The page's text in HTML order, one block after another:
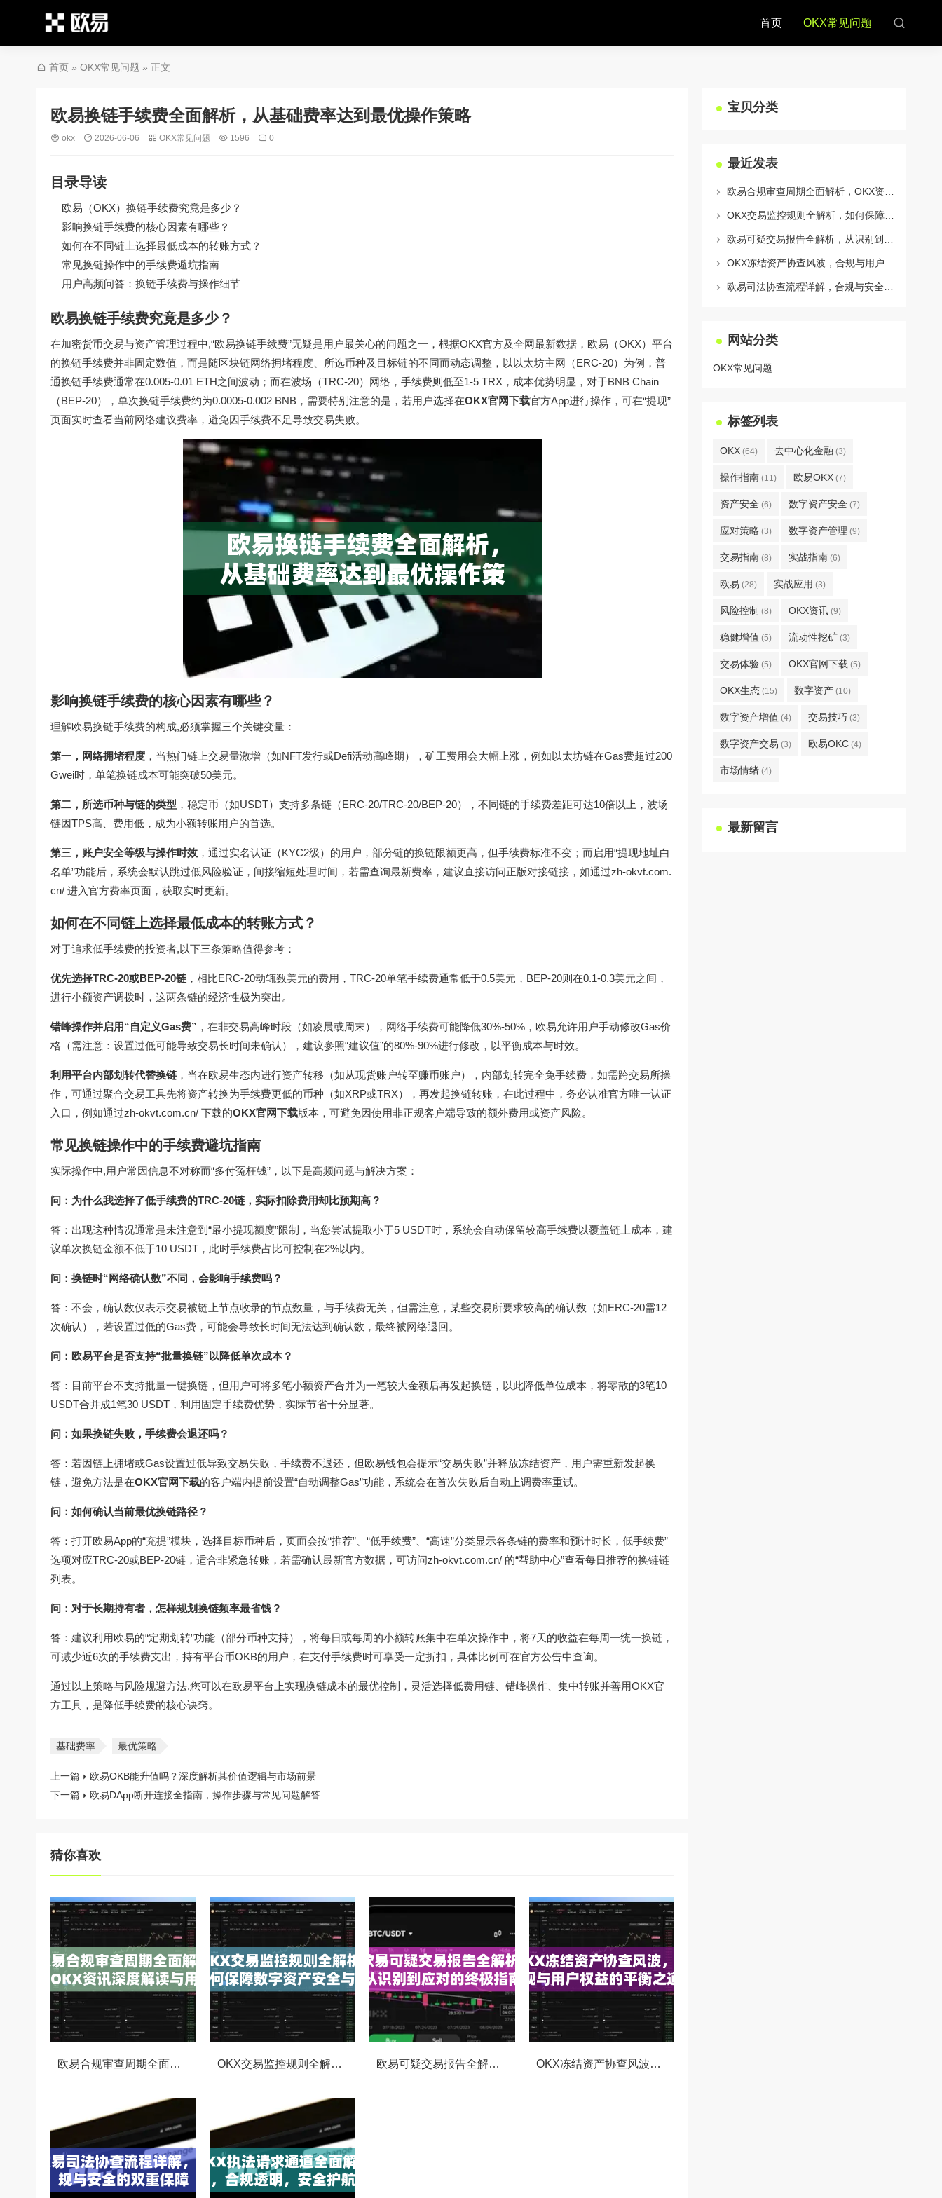
首页 OKX常见问题
首页 » OKX常见问题 » 正文
欧易换链手续费全面解析，从基础费率达到最优操作策略
okx 2026-06-06 OKX常见问题 1596 0
目录导读
欧易（OKX）换链手续费究竟是多少？
影响换链手续费的核心因素有哪些？
如何在不同链上选择最低成本的转账方式？
常见换链操作中的手续费避坑指南
用户高频问答：换链手续费与操作细节
欧易换链手续费究竟是多少？
在加密货币交易与资产管理过程中,“欧易换链手续费”无疑是用户最关心的问题之一，根据OKX官方及全网最新数据，欧易（OKX）平台
的换链手续费并非固定数值，而是随区块链网络拥堵程度、所选币种及目标链的不同而动态调整，以以太坊主网（ERC-20）为例，普
通换链手续费通常在0.005-0.01 ETH之间波动；而在波场（TRC-20）网络，手续费则低至1-5 TRX，成本优势明显，对于BNB Chain
（BEP-20），单次换链手续费约为0.0005-0.002 BNB，需要特别注意的是，若用户选择在OKX官网下载官方App进行操作，可在“提现”
页面实时查看当前网络建议费率，避免因手续费不足导致交易失败。
影响换链手续费的核心因素有哪些？
理解欧易换链手续费的构成,必须掌握三个关键变量：
第一，网络拥堵程度 ，当热门链上交易量激增（如NFT发行或Defi活动高峰期），矿工费用会大幅上涨，例如以太坊链在Gas费超过200
Gwei时，单笔换链成本可能突破50美元。
第二，所选币种与链的类型 ，稳定币（如USDT）支持多条链（ERC-20/TRC-20/BEP-20），不同链的手续费差距可达10倍以上，波场
链因TPS高、费用低，成为小额转账用户的首选。
第三，账户安全等级与操作时效 ，通过实名认证（KYC2级）的用户，部分链的换链限额更高，但手续费标准不变；而启用“提现地址白
名单”功能后，系统会默认跳过低风险验证，间接缩短处理时间，若需查询最新费率，建议直接访问正版对接链接，如通过zh-okvt.com.
cn/ 进入官方费率页面，获取实时更新。
如何在不同链上选择最低成本的转账方式？
对于追求低手续费的投资者,以下三条策略值得参考：
优先选择TRC-20或BEP-20链 ，相比ERC-20动辄数美元的费用，TRC-20单笔手续费通常低于0.5美元，BEP-20则在0.1-0.3美元之间，
进行小额资产调拨时，这两条链的经济性极为突出。
错峰操作并启用“自定义Gas费” ，在非交易高峰时段（如凌晨或周末），网络手续费可能降低30%-50%，欧易允许用户手动修改Gas价
格（需注意：设置过低可能导致交易长时间未确认），建议参照“建议值”的80%-90%进行修改，以平衡成本与时效。
利用平台内部划转代替换链 ，当在欧易生态内进行资产转移（如从现货账户转至赚币账户），内部划转完全免手续费，如需跨交易所操
作，可通过聚合交易工具先将资产转换为手续费更低的币种（如XRP或TRX），再发起换链转账，在此过程中，务必认准官方唯一认证
入口，例如通过zh-okvt.com.cn/ 下载的OKX官网下载版本，可避免因使用非正规客户端导致的额外费用或资产风险。
常见换链操作中的手续费避坑指南
实际操作中,用户常因信息不对称而“多付冤枉钱”，以下是高频问题与解决方案：
问：为什么我选择了低手续费的TRC-20链，实际扣除费用却比预期高？
答：出现这种情况通常是未注意到“最小提现额度”限制，当您尝试提取小于5 USDT时，系统会自动保留较高手续费以覆盖链上成本，建
议单次换链金额不低于10 USDT，此时手续费占比可控制在2%以内。
问：换链时“网络确认数”不同，会影响手续费吗？
答：不会，确认数仅表示交易被链上节点收录的节点数量，与手续费无关，但需注意，某些交易所要求较高的确认数（如ERC-20需12
次确认），若设置过低的Gas费，可能会导致长时间无法达到确认数，最终被网络退回。
问：欧易平台是否支持“批量换链”以降低单次成本？
答：目前平台不支持批量一键换链，但用户可将多笔小额资产合并为一笔较大金额后再发起换链，以此降低单位成本，将零散的3笔10
USDT合并成1笔30 USDT，利用固定手续费优势，实际节省十分显著。
问：如果换链失败，手续费会退还吗？
答：若因链上拥堵或Gas设置过低导致交易失败，手续费不退还，但欧易钱包会提示“交易失败”并释放冻结资产，用户需重新发起换
链，避免方法是在OKX官网下载的客户端内提前设置“自动调整Gas”功能，系统会在首次失败后自动上调费率重试。
问：如何确认当前最优换链路径？
答：打开欧易App的“充提”模块，选择目标币种后，页面会按“推荐”、“低手续费”、“高速”分类显示各条链的费率和预计时长，低手续费”
选项对应TRC-20或BEP-20链，适合非紧急转账，若需确认最新官方数据，可访问zh-okvt.com.cn/ 的“帮助中心”查看每日推荐的换链链
列表。
问：对于长期持有者，怎样规划换链频率最省钱？
答：建议利用欧易的“定期划转”功能（部分币种支持），将每日或每周的小额转账集中在单次操作中，将7天的收益在每周一统一换链，
可减少近6次的手续费支出，持有平台币OKB的用户，在支付手续费时可享受一定折扣，具体比例可在官方公告中查询。
通过以上策略与风险规避方法,您可以在欧易平台上实现换链成本的最优控制，灵活选择低费用链、错峰操作、集中转账并善用OKX官
方工具，是降低手续费的核心诀窍。
基础费率 最优策略
上一篇
欧易OKB能升值吗？深度解析其价值逻辑与市场前景
下一篇
欧易DApp断开连接全指南，操作步骤与常见问题解答
猜你喜欢
欧易合规审查周期全面解析，OKX资讯深度解读与用户答疑 OKX交易监控规则全解析，如何保障数字资产安全与合规交易 欧易可疑交易报告全解析，从识别到应对的终极指南 OKX冻结资产协查风波，合规与用户权益的平衡之道
宝贝分类
最近发表
网站分类
OKX常见问题
标签列表
OKX (64) 去中心化金融 (3)
操作指南 (11) 欧易OKX (7)
资产安全 (6) 数字资产安全 (7)
应对策略 (3) 数字资产管理 (9)
交易指南 (8) 实战指南 (6)
欧易 (28) 实战应用 (3)
风险控制 (8) OKX资讯 (9)
稳健增值 (5) 流动性挖矿 (3)
交易体验 (5) OKX官网下载 (5)
OKX生态 (15) 数字资产 (10)
数字资产增值 (4) 交易技巧 (3)
数字资产交易 (3) 欧易OKC (4)
市场情绪 (4)
最新留言